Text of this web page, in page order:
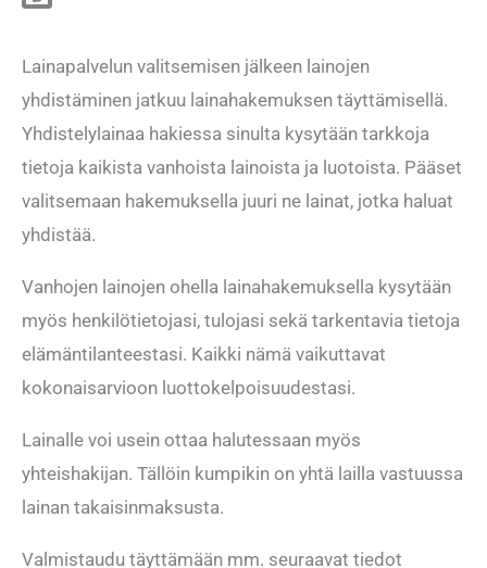
Lainapalvelun valitsemisen jälkeen lainojen
yhdistäminen jatkuu lainahakemuksen täyttämisellä.
Yhdistelylainaa hakiessa sinulta kysytään tarkkoja
tietoja kaikista vanhoista lainoista ja luotoista. Pääset
valitsemaan hakemuksella juuri ne lainat, jotka haluat
yhdistää.
Vanhojen lainojen ohella lainahakemuksella kysytään
myös henkilötietojasi, tulojasi sekä tarkentavia tietoja
elämäntilanteestasi. Kaikki nämä vaikuttavat
kokonaisarvioon luottokelpoisuudestasi.
Lainalle voi usein ottaa halutessaan myös
yhteishakijan. Tällöin kumpikin on yhtä lailla vastuussa
lainan takaisinmaksusta.
Valmistaudu täyttämään mm. seuraavat tiedot